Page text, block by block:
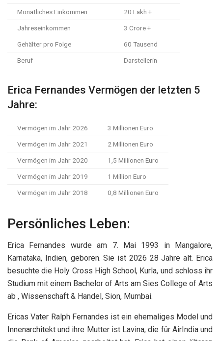
Monatliches Einkommen 20 Lakh +
Jahreseinkommen 3 Crore +
Gehälter pro Folge 60 Tausend
Beruf Darstellerin
Erica Fernandes Vermögen der letzten 5
Jahre:
Vermögen im Jahr 2026 3 Millionen Euro
Vermögen im Jahr 2021 2 Millionen Euro
Vermögen im Jahr 2020 1,5 Millionen Euro
Vermögen im Jahr 2019 1 Million Euro
Vermögen im Jahr 2018 0,8 Millionen Euro
Persönliches Leben:
Erica Fernandes wurde am 7. Mai 1993 in Mangalore,
Karnataka, Indien, geboren. Sie ist 2026 28 Jahre alt. Erica
besuchte die Holy Cross High School, Kurla, und schloss ihr
Studium mit einem Bachelor of Arts am Sies College of Arts
ab , Wissenschaft & Handel, Sion, Mumbai.
Ericas Vater Ralph Fernandes ist ein ehemaliges Model und
Innenarchitekt und ihre Mutter ist Lavina, die für AirIndia und